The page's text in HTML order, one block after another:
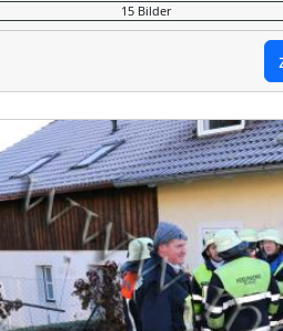
15 Bilder